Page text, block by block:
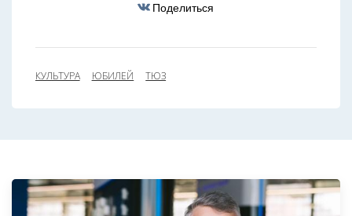
Поделиться
КУЛЬТУРА ЮБИЛЕЙ ТЮЗ